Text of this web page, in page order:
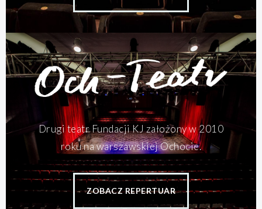
Drugi teatr Fundacji KJ założony w 2010
roku na warszawskiej Ochocie.
ZOBACZ REPERTUAR